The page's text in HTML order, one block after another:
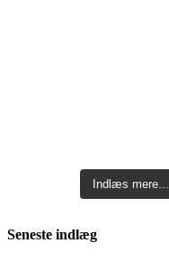
Indlæs mere...
Seneste indlæg